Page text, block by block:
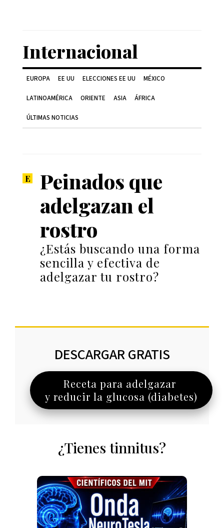
Internacional
EUROPA EE UU ELECCIONES EE UU MÉXICO
LATINOAMÉRICA ORIENTE ASIA ÁFRICA
ÚLTIMAS NOTICIAS
Peinados que
adelgazan el
rostro
¿Estás buscando una forma
sencilla y efectiva de
adelgazar tu rostro?
DESCARGAR GRATIS
Receta para adelgazar
y reducir la glucosa (diabetes)
¿Tienes tinnitus?